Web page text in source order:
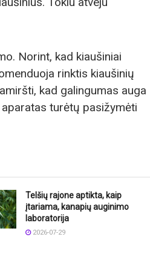
Norint, kad kiaušiniai
rinktis kiaušinių
kad galingumas auga
turėtų pasižymėti
Telšių rajone aptikta, kaip
įtariama, kanapių auginimo
laboratorija
2026-07-29